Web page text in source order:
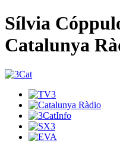
Sílvia
Catalunya